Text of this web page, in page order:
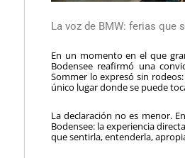
La voz de BMW: ferias que
En un momento en el que
Bodensee reafirmó una
Sommer lo expresó sin
único lugar donde se puede
La declaración no es menor.
Bodensee: la experiencia
que sentirla, entenderla,